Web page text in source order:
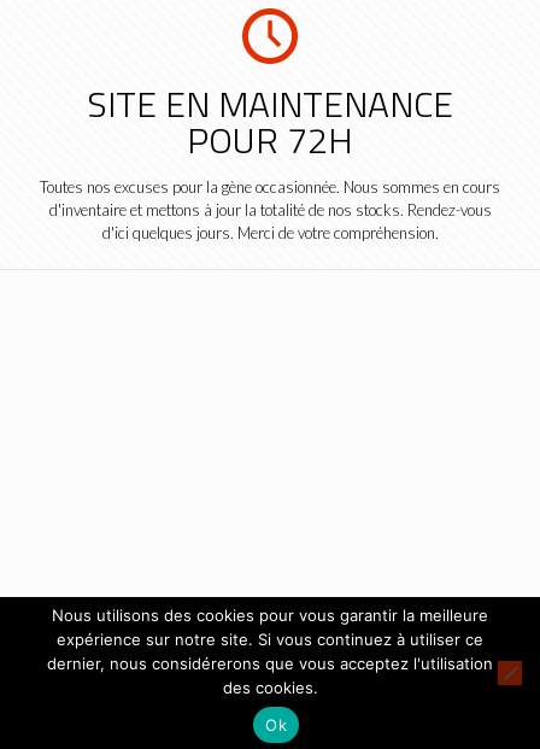
SITE EN MAINTENANCE
POUR 72H
Toutes nos excuses pour la gène occasionnée. Nous sommes en cours
d'inventaire et mettons à jour la totalité de nos stocks. Rendez-vous
d'ici quelques jours. Merci de votre compréhension.
Nous utilisons des cookies pour vous garantir la meilleure
expérience sur notre site. Si vous continuez à utiliser ce
dernier, nous considérerons que vous acceptez l'utilisation
des cookies.
Ok